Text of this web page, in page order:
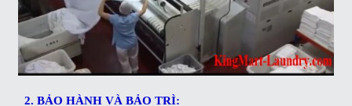
2. BẢO HÀNH VÀ BẢO TRÌ: